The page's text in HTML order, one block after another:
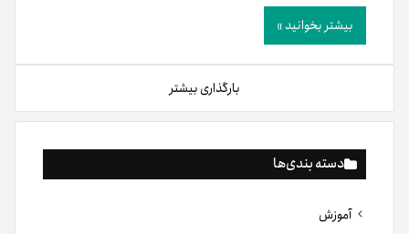
دسته بندی‌ها
آموزش
بیشتر بخوانید »
بارگذاری بیشتر